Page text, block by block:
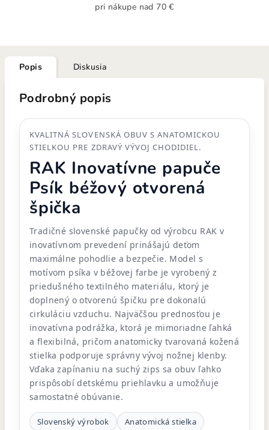
pri nákupe nad 70 €
Popis Diskusia
Podrobný popis
KVALITNÁ SLOVENSKÁ OBUV S ANATOMICKOU
STIELKOU PRE ZDRAVÝ VÝVOJ CHODIDIEL.
RAK Inovatívne papuče
Psík béžový otvorená
špička
Tradičné slovenské papučky od výrobcu RAK v
inovatívnom prevedení prinášajú deťom
maximálne pohodlie a bezpečie. Model s
motívom psíka v béžovej farbe je vyrobený z
priedušného textilného materiálu, ktorý je
doplnený o otvorenú špičku pre dokonalú
cirkuláciu vzduchu. Najväčšou prednosťou je
inovatívna podrážka, ktorá je mimoriadne ľahká
a flexibilná, pričom anatomicky tvarovaná kožená
stielka podporuje správny vývoj nožnej klenby.
Vďaka zapínaniu na suchý zips sa obuv ľahko
prispôsobí detskému priehlavku a umožňuje
samostatné obúvanie.
Slovenský výrobok
Anatomická stielka